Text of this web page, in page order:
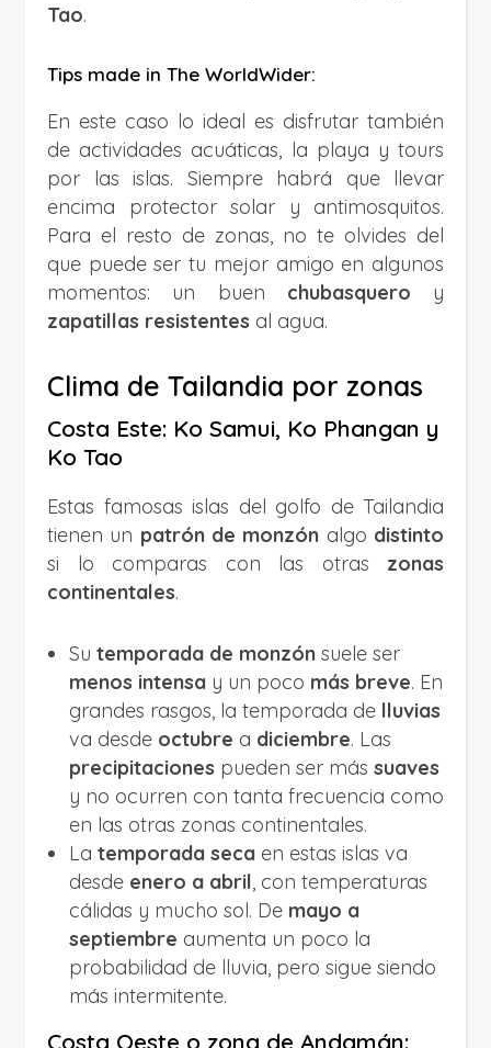
Tao.
Tips made in The WorldWider:
En este caso lo ideal es disfrutar también
de actividades acuáticas, la playa y tours
por las islas. Siempre habrá que llevar
encima protector solar y antimosquitos.
Para el resto de zonas, no te olvides del
que puede ser tu mejor amigo en algunos
momentos: un buen chubasquero y
zapatillas resistentes al agua.
Clima de Tailandia por zonas
Costa Este: Ko Samui, Ko Phangan y
Ko Tao
Estas famosas islas del golfo de Tailandia
tienen un patrón de monzón algo distinto
si lo comparas con las otras zonas
continentales.
Su temporada de monzón suele ser
menos intensa y un poco más breve. En
grandes rasgos, la temporada de lluvias
va desde octubre a diciembre. Las
precipitaciones pueden ser más suaves
y no ocurren con tanta frecuencia como
en las otras zonas continentales.
La temporada seca en estas islas va
desde enero a abril , con temperaturas
cálidas y mucho sol. De mayo a
septiembre aumenta un poco la
probabilidad de lluvia, pero sigue siendo
más intermitente.
Costa Oeste o zona de Andamán: